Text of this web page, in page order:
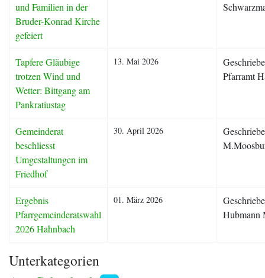
und Familien in der
Bruder-Konrad Kirche
gefeiert
Tapfere Gläubige
trotzen Wind und
Wetter: Bittgang am
Pankratiustag
13. Mai 2026
Pfarramt
Gemeinderat
beschliesst
Umgestaltungen im
Friedhof
30. April 2026
Ergebnis
Pfarrgemeinderatswahl
2026 Hahnbach
01. März 2026
Hubmann
Unterkategorien